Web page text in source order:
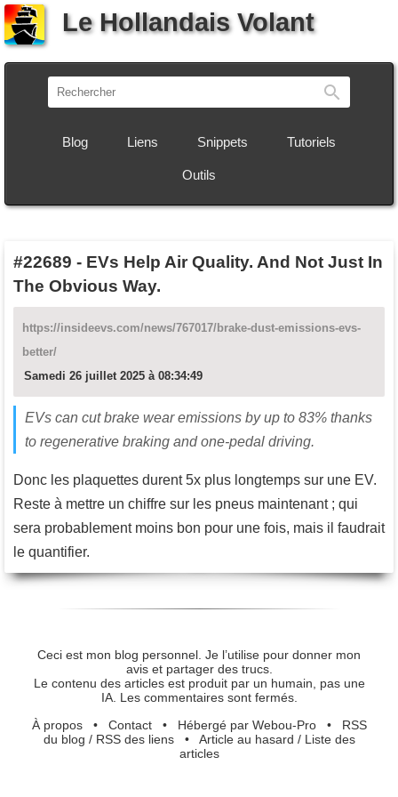
Le Hollandais Volant
Blog Liens Snippets Tutoriels
Outils
#22689 - EVs Help Air Quality. And Not Just In
The Obvious Way.
https://insideevs.com/news/767017/brake-dust-emissions-evs-
better/
Samedi 26 juillet 2025 à 08:34:49
EVs can cut brake wear emissions by up to 83% thanks
to regenerative braking and one-pedal driving.
Donc les plaquettes durent 5x plus longtemps sur une EV.
Reste à mettre un chiffre sur les pneus maintenant ; qui
sera probablement moins bon pour une fois, mais il faudrait
le quantifier.
Ceci est mon blog personnel. Je l’utilise pour donner mon
avis et partager des trucs.
Le contenu des articles est produit par un humain, pas une
IA. Les commentaires sont fermés.
À propos• Contact• Hébergé par Webou-Pro• RSS
du blog / RSS des liens• Article au hasard / Liste des
articles